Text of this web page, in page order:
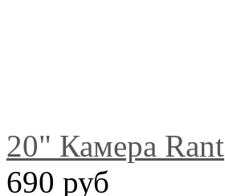
20" Камера Rant
690 руб